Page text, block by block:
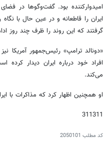
امیدوارکننده بود. گفت‌وگوها در
گرفتند که این روند را ظرف چند روز
«دونالد ترامپ» رئیس‌جمهور آمریکا
افراد خود درباره ایران دیدار
می‌کند.
او همچنین اظهار کرد که مذاکرات با
311311
کد مطلب 2050101